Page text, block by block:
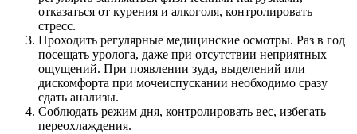
отказаться от курения и алкоголя, контролировать
стресс.
Проходить регулярные медицинские осмотры. Раз в год
посещать уролога, даже при отсутствии неприятных
ощущений. При появлении зуда, выделений или
дискомфорта при мочеиспускании необходимо сразу
сдать анализы.
Соблюдать режим дня, контролировать вес, избегать
переохлаждения.